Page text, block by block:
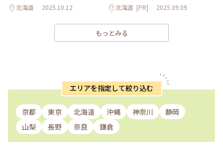
北海道 2025.10.12 北海道 [PR] 2025.09.09
もっとみる
エリアを指定して絞り込む
京都 東京 北海道 沖縄 神奈川
静岡
山梨
長野 奈良 鎌倉